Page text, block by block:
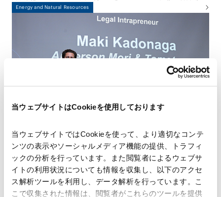
当ウェブサイトはCookieを使用しております
当ウェブサイトではCookieを使って、より適切なコンテ
ンツの表示やソーシャルメディア機能の提供、トラフィ
ックの分析を行っています。また閲覧者によるウェブサ
イトの利用状況についても情報を収集し、以下のアクセ
ス解析ツールを利用し、データ解析を行っています。こ
こで収集された情報は、閲覧者がこれらのツールを提供
－太陽光発電を中心に－」に続き、本シリーズ最終回となる今
回は、国内エネルギー市場における蓄電池、洋上風力、
可能エネルギーの導入拡大が進む中で、日本のエネルギー・ト
ランジションがどこまで進んでいるのか、そして今後どのよう
Energy and Natural Resources
AMT/ Innovation in Action：ナレッジ・マネ
ジメントがもたらす新たな価値～門永真紀弁護
士、 Financial Times主催Asia-Pacific
Innovative Lawyers Award / Legal
AMTは、「Your Partner for Innovative Challenges」という
理念を掲げ、多様な専門性を活かし、クライアントの課題解決
に向けた革新的なアプローチを追求しています。この理念を象
Corporate